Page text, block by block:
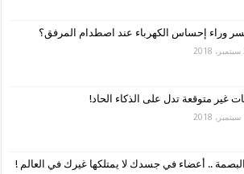
وراء إحساس الكهرباء عند اصطدام المرفق؟
غير متوقعة تدل على الذكاء الحاد!
.. أعضاء في جسدك لا يمتلكها غيرك في العالم !